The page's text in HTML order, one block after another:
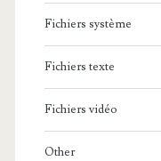
Fichiers système
Fichiers texte
Fichiers vidéo
Other